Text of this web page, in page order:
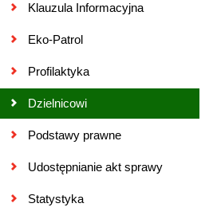
Klauzula Informacyjna
Eko-Patrol
Profilaktyka
Dzielnicowi
Podstawy prawne
Udostępnianie akt sprawy
Statystyka